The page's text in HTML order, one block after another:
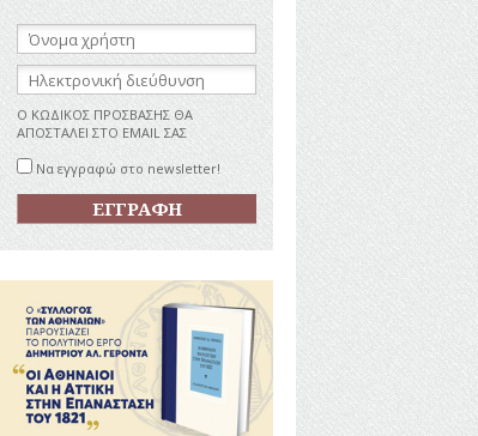
ΑΘΛΗΤΙΣΜΟΥ
ΠΕΡΙΗΓΗΤΕΣ
ΠΟΛΙΤΙΚΟΙ
ΣΥΓΓΡΑΦΕΙΣ
–
ΦΙΛΕΛΛΗΝΕΣ
Όνομα
χρήστη:
Ηλεκτρονική
διεύθυνση:
Ο ΚΩΔΙΚΟΣ ΠΡΟΣΒΑΣΗΣ ΘΑ
ΑΠΟΣΤΑΛΕΙ ΣΤΟ EMAIL ΣΑΣ
Να εγγραφώ στο newsletter!